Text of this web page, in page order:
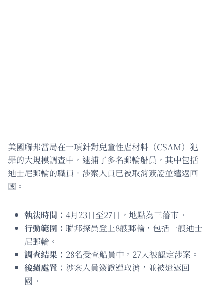
美國聯邦當局在一項針對兒童性虐材料（CSAM）犯
罪的大規模調查中，逮捕了多名郵輪船員，其中包括
迪士尼郵輪的職員。涉案人員已被取消簽證並遣返回
國。
執法時間： 4月23日至27日，地點為三藩市。
行動範圍： 聯邦探員登上8艘郵輪，包括一艘迪士
尼郵輪。
調查結果： 28名受查船員中，27人被認定涉案。
後續處置： 涉案人員簽證遭取消，並被遣返回
國。